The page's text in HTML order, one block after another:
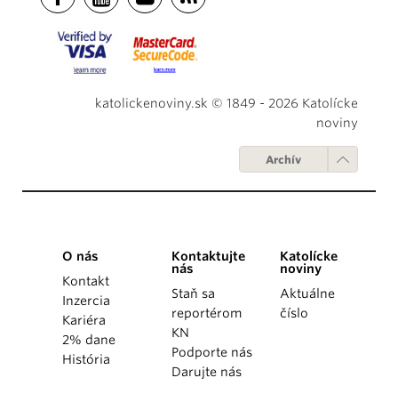
katolickenoviny.sk © 1849 - 2026 Katolícke
noviny
Archív
O nás
Kontakt
Inzercia
Kariéra
2% dane
História
Kontaktujte
nás
Staň sa
reportérom
KN
Podporte nás
Darujte nás
Katolícke
noviny
Aktuálne
číslo